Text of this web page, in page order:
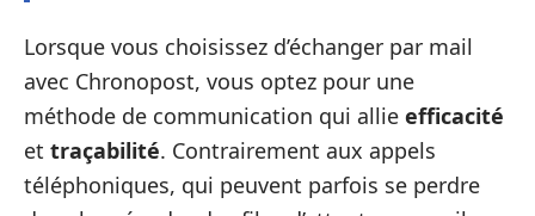
Lorsque vous choisissez d’échanger par mail
avec Chronopost, vous optez pour une
méthode de communication qui allie efficacité
et traçabilité. Contrairement aux appels
téléphoniques, qui peuvent parfois se perdre